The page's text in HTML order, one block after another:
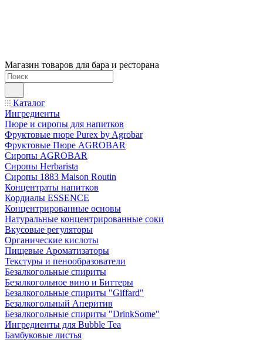
Магазин товаров для бара и ресторана
Каталог
Ингредиенты
Пюре и сиропы для напитков
Фруктовые пюре Purex by Agrobar
Фруктовые Пюре AGROBAR
Сиропы AGROBAR
Сиропы Herbarista
Сиропы 1883 Maison Routin
Концентраты напитков
Кордиалы ESSENCE
Концентрированные основы
Натуральные концентрированные соки
Вкусовые регуляторы
Органические кислоты
Пищевые Ароматизаторы
Текстуры и пенообразователи
Безалкогольные спириты
Безалкогольное вино и Биттеры
Безалкогольные спириты "Giffard"
Безалкогольный Аперитив
Безалкогольные спириты "DrinkSome"
Ингредиенты для Bubble Tea
Бамбуковые листья